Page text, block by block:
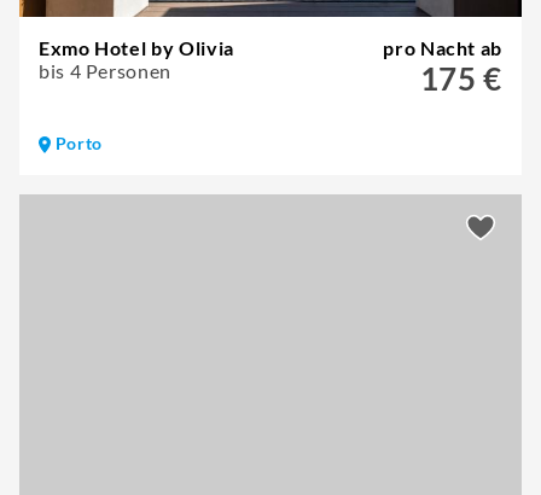
Exmo Hotel by Olivia
bis 4 Personen
pro Nacht ab
175 €
Porto